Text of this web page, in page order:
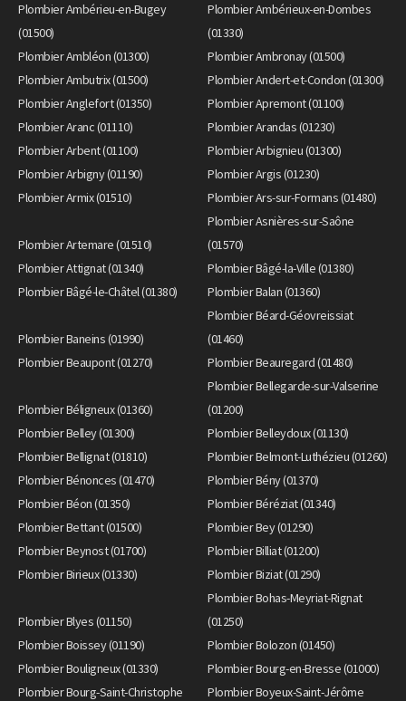
Plombier Ambérieu-en-Bugey
(01500)
Plombier Ambérieux-en-Dombes
(01330)
Plombier Ambléon (01300)
Plombier Ambronay (01500)
Plombier Ambutrix (01500)
Plombier Andert-et-Condon (01300)
Plombier Anglefort (01350)
Plombier Apremont (01100)
Plombier Aranc (01110)
Plombier Arandas (01230)
Plombier Arbent (01100)
Plombier Arbignieu (01300)
Plombier Arbigny (01190)
Plombier Argis (01230)
Plombier Armix (01510)
Plombier Ars-sur-Formans (01480)
Plombier Artemare (01510)
Plombier Asnières-sur-Saône
(01570)
Plombier Attignat (01340)
Plombier Bâgé-la-Ville (01380)
Plombier Bâgé-le-Châtel (01380)
Plombier Balan (01360)
Plombier Baneins (01990)
Plombier Béard-Géovreissiat
(01460)
Plombier Beaupont (01270)
Plombier Beauregard (01480)
Plombier Béligneux (01360)
Plombier Bellegarde-sur-Valserine
(01200)
Plombier Belley (01300)
Plombier Belleydoux (01130)
Plombier Bellignat (01810)
Plombier Belmont-Luthézieu (01260)
Plombier Bénonces (01470)
Plombier Bény (01370)
Plombier Béon (01350)
Plombier Béréziat (01340)
Plombier Bettant (01500)
Plombier Bey (01290)
Plombier Beynost (01700)
Plombier Billiat (01200)
Plombier Birieux (01330)
Plombier Biziat (01290)
Plombier Blyes (01150)
Plombier Bohas-Meyriat-Rignat
(01250)
Plombier Boissey (01190)
Plombier Bolozon (01450)
Plombier Bouligneux (01330)
Plombier Bourg-en-Bresse (01000)
Plombier Bourg-Saint-Christophe
Plombier Boyeux-Saint-Jérôme